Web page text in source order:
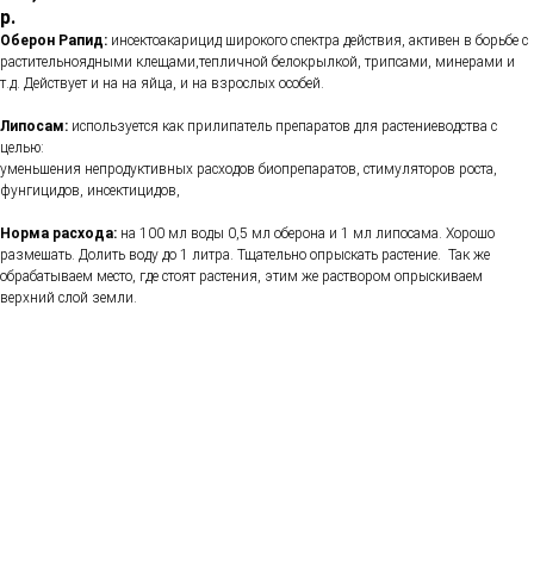
р.
Оберон Рапид: инсектоакарицид широкого спектра действия, активен в борьбе с
растительноядными клещами,тепличной белокрылкой, трипсами, минерами и
т.д. Действует и на на яйца, и на взрослых особей.
Липосам: используется как прилипатель препаратов для растениеводства с
целью:
уменьшения непродуктивных расходов биопрепаратов, стимуляторов роста,
фунгицидов, инсектицидов,
Норма расхода: на 100 мл воды 0,5 мл оберона и 1 мл липосама. Хорошо
размешать. Долить воду до 1 литра. Тщательно опрыскать растение. Так же
обрабатываем место, где стоят растения, этим же раствором опрыскиваем
верхний слой земли.